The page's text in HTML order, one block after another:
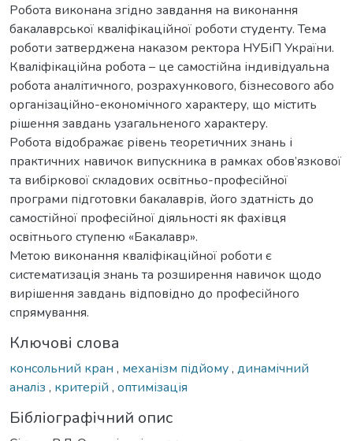
Робота виконана згідно завдання на виконання
бакалаврської кваліфікаційної роботи студенту. Тема
роботи затверджена наказом ректора НУБіП України.
Кваліфікаційна робота – це самостійна індивідуальна
робота аналітичного, розрахункового, бізнесового або
організаційно-економічного характеру, що містить
рішення завдань узагальненого характеру.
Робота відображає рівень теоретичних знань і
практичних навичок випускника в рамках обов’язкової
та вибіркової складових освітньо-професійної
програми підготовки бакалаврів, його здатність до
самостійної професійної діяльності як фахівця
освітнього ступеню «Бакалавр».
Метою виконання кваліфікаційної роботи є
систематизація знань та розширення навичок щодо
вирішення завдань відповідно до професійного
спрямування.
Ключові слова
консольний кран , механізм підйому, динамічний
аналіз , критерій , оптимізація
Бібліографічний опис